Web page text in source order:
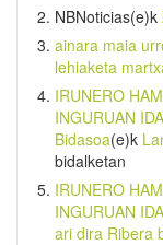
NBNoticias(e)k
ainara maia
lehiaketa
IRUNERO
INGURUAN
Bidasoa(e)k
bidalketan
IRUNERO
INGURUAN
ari dira Ribera